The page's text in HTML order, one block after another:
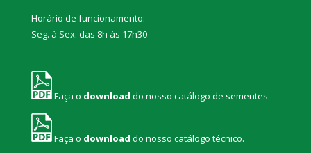
Horário de funcionamento:
Seg. à Sex. das 8h às 17h30
Faça o download do nosso catálogo de sementes.
Faça o download do nosso catálogo técnico.